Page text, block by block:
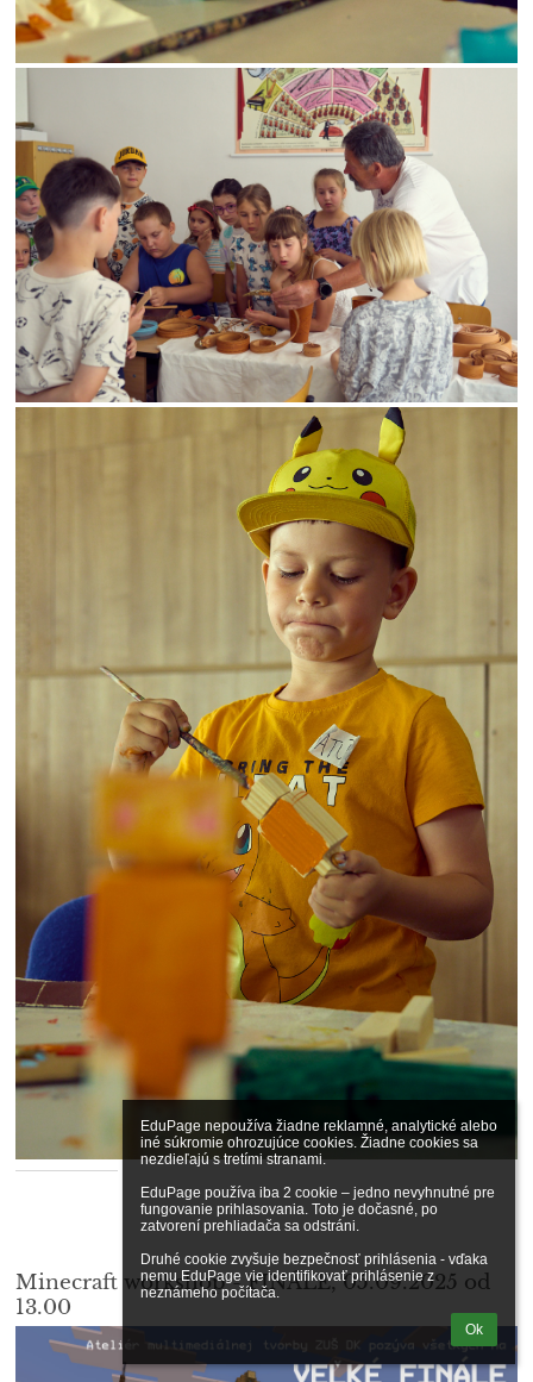
EduPage nepoužíva žiadne reklamné, analytické alebo
iné súkromie ohrozujúce cookies. Žiadne cookies sa
nezdieľajú s tretími stranami.
EduPage používa iba 2 cookie – jedno nevyhnutné pre
fungovanie prihlasovania. Toto je dočasné, po
zatvorení prehliadača sa odstráni.
Druhé cookie zvyšuje bezpečnosť prihlásenia - vďaka
nemu EduPage vie identifikovať prihlásenie z
neznámeho počítača.
Ok
Minecraft workshop - FINÁLE, 05.09.2025 od
13.00